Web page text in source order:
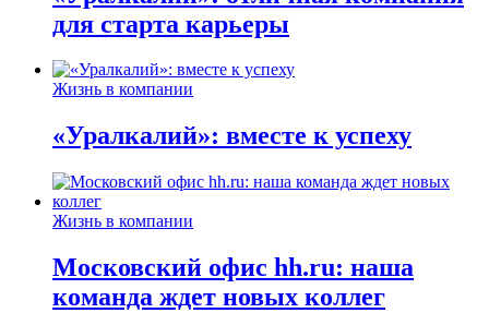
для старта карьеры
Жизнь в компании
«Уралкалий»: вместе к успеху
Жизнь в компании
Московский офис hh.ru: наша
команда ждет новых коллег